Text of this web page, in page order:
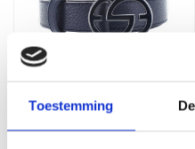
Toestemming
H.A.N